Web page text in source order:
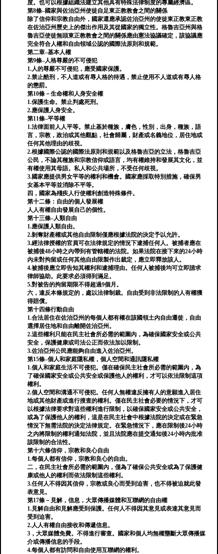
度。也可以根據組織法建立其他具有特殊法律制度的專屬經濟區。
第8條–國家與佐治亞州使徒自足東正教教會之間的關係
除了信仰和宗教自由外，國家還應承認佐治亞州的使徒東正教東正教
在佐治亞州歷史上的傑出作用及其從國家的獨立性。格魯吉亞州與格
魯吉亞使徒無頭東正教教會之間的關係應由憲法協議確定，該協議應
完全符合人權和自由領域公認的國際法原則和規範。
第二章–基本人權
第9條–人格尊嚴的不可侵犯
1.人的尊嚴不可侵犯，應受國家保護。
2.禁止酷刑，不人道或有辱人格的待遇，禁止使用不人道或有辱人格
的懲罰。
第10條－生命權和人身安全權
1.保護生命。禁止判處死刑。
2.應保護人身安全。
第11條–平等權
1.法律面前人人平等。禁止基於種族，膚色，性別，出身，種族，語
言，宗教，政治或其他觀點，社會歸屬，財產或名義地位，居住地或
任何其他理由的歧視。
2.根據國際公認的國際法原則和規範以及格魯吉亞的立法，格魯吉亞
公民，不論其種族和宗教信仰或語言，均有權維持和發展其文化，並
有權使用其母語。私人和公共場所，不受任何歧視。
3.國家應提供男女平等的權利和機會。國家應採取特別措施，確保男
女基本平等並消除不平等。
四，國家為殘疾人行使權利創造特殊條件。
第十二條：自由的個人發展權
人人有權自由發展自己的個性。
第十三條–人類自由
1.應保護人類自由。
2.剝奪財產權或其他自由限制僅應根據法院的決定予以允許。
3.經法律授權的官員可在法律規定的情況下逮捕任何人。被捕者應在
被捕後48小時之內帶到有管轄權的法院。如果法院在接下來的24小時
內未對拘留或任何其他自由限製作出裁定，應立即釋放該人。
4.被捕後應立即告知其權利和逮捕理由。任何人被捕後均可立即請求
律師協助。此要求必須得到滿足。
5.對被告的拘留期限不得超過9個月。
六，違反本條規定的，處以法律制裁。自由受到非法限制的人有權獲
得賠償。
第十四條行動自由
1.合法居住在佐治亞州的每個人都有權在該國領土內自由遷徙，自由
選擇居住地和自由離開佐治亞州。
2.這些權利只能在民主社會所必需的範圍內，為確保國家安全或公共
安全，保護健康或司法公正而依法加以限制。
3.佐治亞州公民應能夠自由進入佐治亞州。
第15條–個人和家庭隱私權，個人空間和通訊隱私權
1.個人和家庭生活不可侵犯。僅在確保民主社會所必需的範圍內，為
了確保國家安全或公共安全或保護他人的權利，才可以依法限制這項
權利。
2.個人空間和溝通不可侵犯。任何人無權違反擁有人的意願進入居住
地或其他財產或進行搜查的權利。僅在民主社會必要的情況下，才可
以根據法律要求對這些權利進行限制，以確保國家安全或公共安全，
或為了保護他人的權利，這是在民主社會中根據法院的決定或在緊急
情況下無需法院的決定法律規定。在緊急情況下，應在限制後24小時
之內將限制的權利通知法院，並且法院應在提交通知後24小時內批准
該限制的合法性。
第十六條信仰，宗教和良心自由
1.每個人都有信仰，宗教和良心的自由。
二，在民主社會所必需的範圍內，僅為了確保公共安全或為了保護健
康或他人的權利而依法限制這些權利。
3.任何人不得因其信仰，宗教或良心而受到迫害，也不得被迫就此發
表意見。
第17條－見解，信息，大眾傳播媒體和互聯網的自由權
1.見解自由和見解應受到保護。任何人不得因其意見或表達其意見而
受到迫害。
2.人人有權自由接收和傳遞信息。
3，大眾媒體免費。不得進行審查。國家和個人均無權壟斷大眾傳播媒
介或傳播信息的手段。
4.每個人都有訪問和自由使用互聯網的權利。